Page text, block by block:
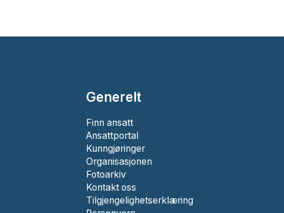
Generelt
Finn ansatt
Ansattportal
Kunngjøringer
Organisasjonen
Fotoarkiv
Kontakt oss
Tilgjengelighetserklæring